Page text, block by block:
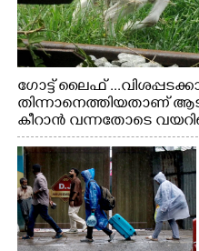
ഗോട്ട് ലൈഫ്
തിന്നാനെത്തിയതാണ് ആട്.
കീറാൻ വന്നതോടെ
വേണ്ടിയായി ഓട്ടം.
നിന്നുള്ള കാഴ്ച